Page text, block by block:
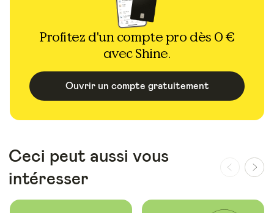
Profitez d'un compte pro dès 0 €
avec Shine.
Ouvrir un compte gratuitement
Ceci peut aussi vous
intéresser